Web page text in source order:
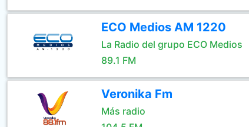
ECO Medios AM 1220
La Radio del grupo ECO Medios
89.1 FM
Veronika Fm
Más radio